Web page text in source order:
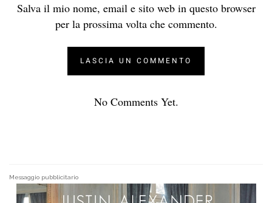
Salva il mio nome, email e sito web in questo browser
per la prossima volta che commento.
No Comments Yet.
Messaggio pubblicitario